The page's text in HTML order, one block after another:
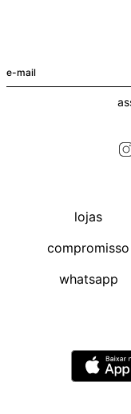
lojas
compromisso
whatsapp